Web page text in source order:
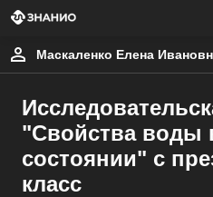
Маскаленко Елена
"Свойства воды
состоянии" с
класс